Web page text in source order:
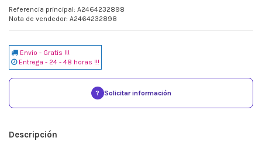
Referencia principal: A2464232898
Nota de vendedor: A2464232898
Envio - Gratis !!!
Entrega - 24 - 48 horas !!!
? Solicitar información
Descripción